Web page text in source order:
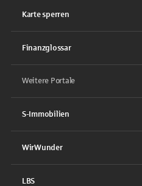
Karte sperren
Finanzglossar
Weitere Portale
S-Immobilien
WirWunder
LBS